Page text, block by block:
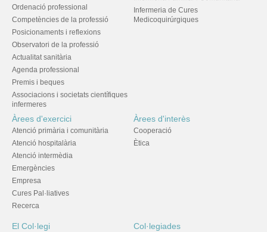
Ordenació professional
Competències de la professió
Posicionaments i reflexions
Observatori de la professió
Actualitat sanitària
Agenda professional
Premis i beques
Associacions i societats científiques
infermeres
Infermeria de Cures
Medicoquirúrgiques
Àrees d'exercici
Atenció primària i comunitària
Atenció hospitalària
Atenció intermèdia
Emergències
Empresa
Cures Pal·liatives
Recerca
Àrees d'interès
Cooperació
Ètica
El Col·legi Col·legiades